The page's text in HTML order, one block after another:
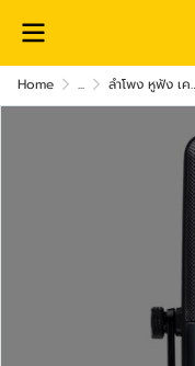
Home ... ลำโพง หูฟัง เครื่องเสียง และ อุปกรณ์เสริม